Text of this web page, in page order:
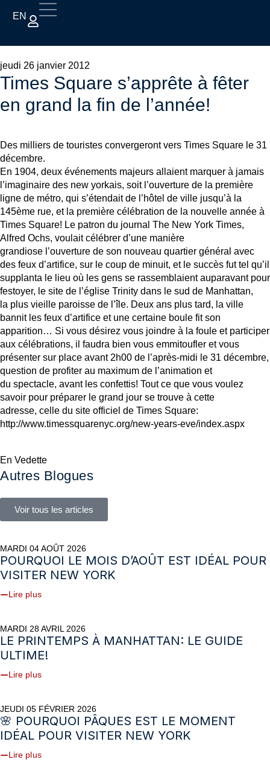
EN
jeudi 26 janvier 2012
Times Square s’apprête à fêter
en grand la fin de l’année!
Des milliers de touristes convergeront vers Times Square le 31
décembre.
En 1904, deux événements majeurs allaient marquer à jamais
l’imaginaire des new yorkais, soit l’ouverture de la première
ligne de métro, qui s’étendait de l’hôtel de ville jusqu’à la
145ème rue, et la première célébration de la nouvelle année à
Times Square! Le patron du journal The New York Times,
Alfred Ochs, voulait célébrer d’une manière
grandiose l’ouverture de son nouveau quartier général avec
des feux d’artifice, sur le coup de minuit, et le succès fut tel qu’il
supplanta le lieu où les gens se rassemblaient auparavant pour
festoyer, le site de l’église Trinity dans le sud de Manhattan,
la plus vieille paroisse de l’île. Deux ans plus tard, la ville
bannit les feux d’artifice et une certaine boule fit son
apparition… Si vous désirez vous joindre à la foule et participer
aux célébrations, il faudra bien vous emmitoufler et vous
présenter sur place avant 2h00 de l’après-midi le 31 décembre,
question de profiter au maximum de l’animation et
du spectacle, avant les confettis! Tout ce que vous voulez
savoir pour préparer le grand jour se trouve à cette
adresse, celle du site officiel de Times Square:
http://www.timessquarenyc.org/new-years-eve/index.aspx
En Vedette
Autres Blogues
Voir tous les articles
MARDI 04 AOÛT 2026
POURQUOI LE MOIS D’AOÛT EST IDÉAL POUR
VISITER NEW YORK
Lire plus
MARDI 28 AVRIL 2026
LE PRINTEMPS À MANHATTAN: LE GUIDE
ULTIME!
Lire plus
JEUDI 05 FÉVRIER 2026
🌸 POURQUOI PÂQUES EST LE MOMENT
IDÉAL POUR VISITER NEW YORK
Lire plus